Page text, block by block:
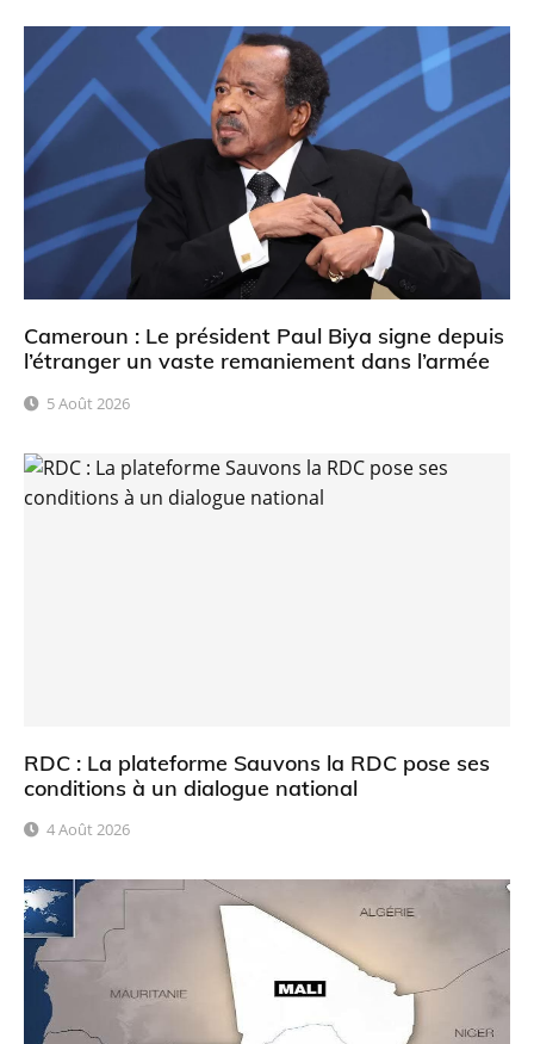
Cameroun : Le président Paul Biya signe depuis
l’étranger un vaste remaniement dans l’armée
5 Août 2026
RDC : La plateforme Sauvons la RDC pose ses
conditions à un dialogue national
4 Août 2026